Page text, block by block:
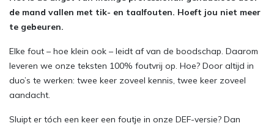
de mand vallen met tik- en taalfouten. Hoeft jou niet meer
te gebeuren.
Elke fout – hoe klein ook – leidt af van de boodschap. Daarom
leveren we onze teksten 100% foutvrij op. Hoe? Door altijd in
duo’s te werken: twee keer zoveel kennis, twee keer zoveel
aandacht.
Sluipt er tóch een keer een foutje in onze DEF-versie? Dan